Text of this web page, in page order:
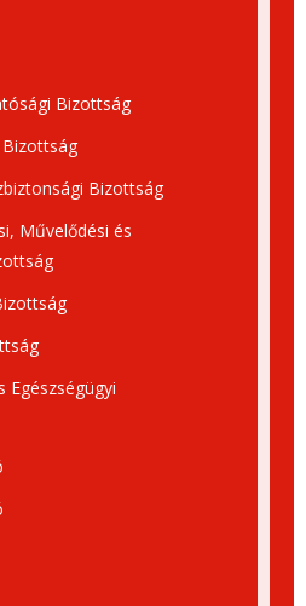
Bizottság
Bizottság
Bizottság
Művelődési és
Egészségügyi